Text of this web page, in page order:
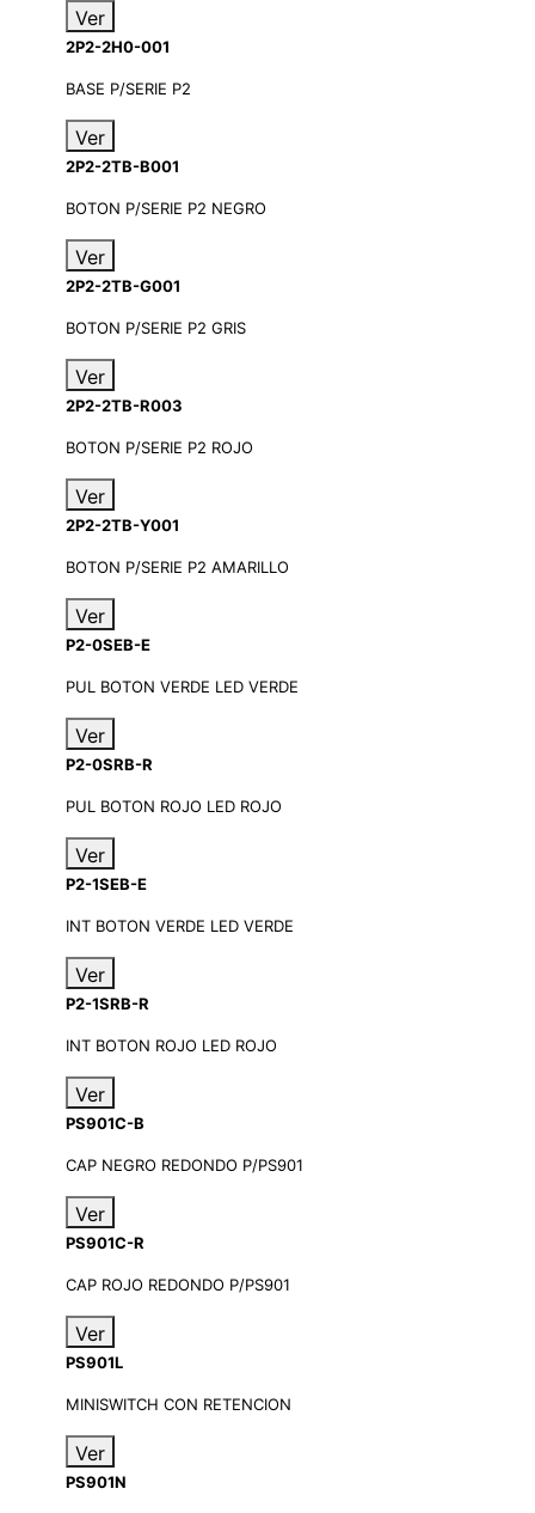
Ver
2P2-2H0-001
BASE P/SERIE P2
Ver
2P2-2TB-B001
BOTON P/SERIE P2 NEGRO
Ver
2P2-2TB-G001
BOTON P/SERIE P2 GRIS
Ver
2P2-2TB-R003
BOTON P/SERIE P2 ROJO
Ver
2P2-2TB-Y001
BOTON P/SERIE P2 AMARILLO
Ver
P2-0SEB-E
PUL BOTON VERDE LED VERDE
Ver
P2-0SRB-R
PUL BOTON ROJO LED ROJO
Ver
P2-1SEB-E
INT BOTON VERDE LED VERDE
Ver
P2-1SRB-R
INT BOTON ROJO LED ROJO
Ver
PS901C-B
CAP NEGRO REDONDO P/PS901
Ver
PS901C-R
CAP ROJO REDONDO P/PS901
Ver
PS901L
MINISWITCH CON RETENCION
Ver
PS901N